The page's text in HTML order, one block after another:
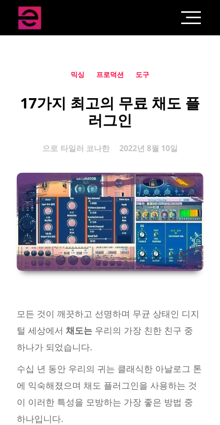
믹싱 프로덕션 도구
17가지 최고의 무료 채도 플
러그인
으로 타일러 코나한 2022년 8월 10일
모든 것이 깨끗하고 선명하며 무균 상태인 디지
털 세상에서 채도는우리의 가장 친한 친구 중
하나가 되었습니다.
수십 년 동안 우리의 귀는 클래식한 아날로그 톤
에 익숙해졌으며 채도 플러그인을 사용하는 것
이 이러한 특성을 모방하는 가장 좋은 방법 중
하나입니다.